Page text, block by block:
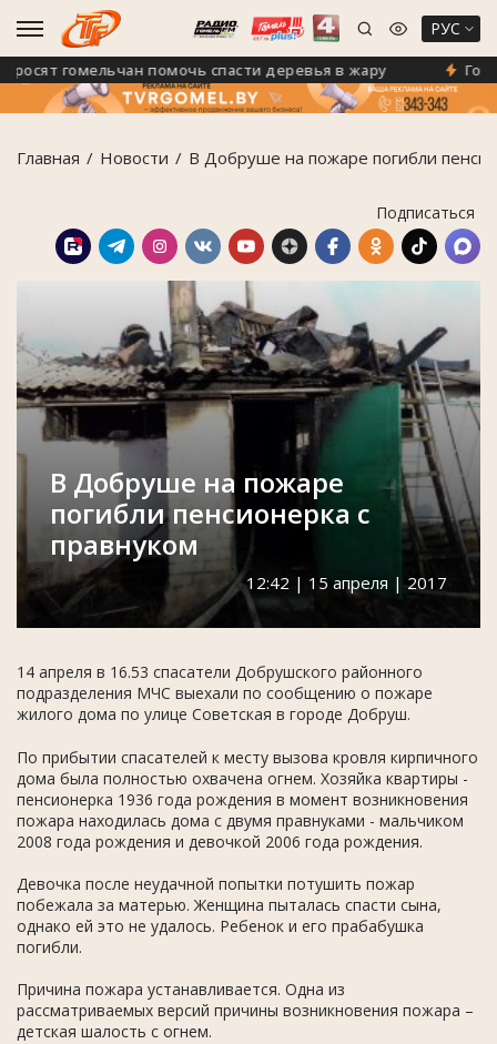
РУС
гомельчан помочь спасти деревья в жару
Главная Новости В Добруше на пожаре погибли
Подписаться
В Добруше на пожаре
погибли пенсионерка с
правнуком
12:42 | 15 апреля | 2017
14 апреля в 16.53 спасатели Добрушского районного
подразделения МЧС выехали по сообщению о пожаре
жилого дома по улице Советская в городе Добруш.
По прибытии спасателей к месту вызова кровля кирпичного
дома была полностью охвачена огнем. Хозяйка квартиры -
пенсионерка 1936 года рождения в момент возникновения
пожара находилась дома с двумя правнуками - мальчиком
2008 года рождения и девочкой 2006 года рождения.
Девочка после неудачной попытки потушить пожар
побежала за матерью. Женщина пыталась спасти сына,
однако ей это не удалось. Ребенок и его прабабушка
погибли.
Причина пожара устанавливается. Одна из
рассматриваемых версий причины возникновения пожара –
детская шалость с огнем.